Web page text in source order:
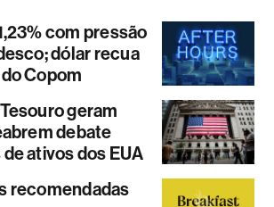
com pressão
dólar recua
Copom
geram
debate
ativos dos EUA
recomendadas